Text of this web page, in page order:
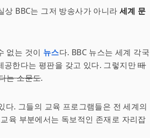
상 BBC는 그저 방송사가 아니라 세계 문
없는 것이 뉴스다. BBC 뉴스는 세계 각국
공한다는 평판을 갖고 있다. 그렇지만때
는 소문도.
다. 그들의 교육 프로그램들은 전 세계의
육 부분에서는 독보적인 존재로 자리잡